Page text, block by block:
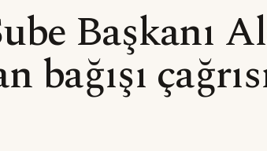
Başkanı
bağışı